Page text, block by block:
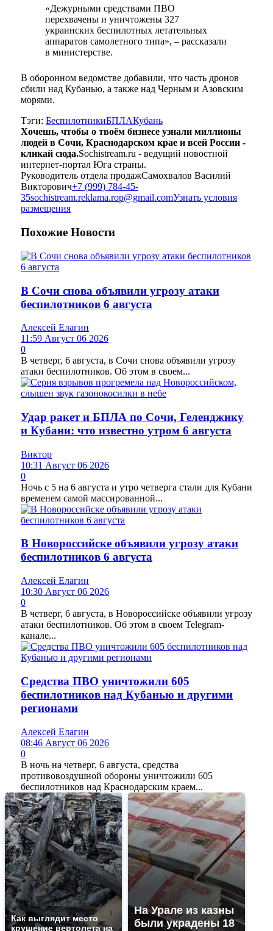
«Дежурными средствами ПВО
перехвачены и уничтожены 327
украинских беспилотных летательных
аппаратов самолетного типа», – рассказали
в министерстве.
В оборонном ведомстве добавили, что часть дронов
сбили над Кубанью, а также над Черным и Азовским
морями.
Тэги: БеспилотникиБПЛАКубань
Хочешь, чтобы о твоём бизнесе узнали миллионы
людей в Сочи, Краснодарском крае и всей России -
кликай сюда.Sochistream.ru - ведущий новостной
интернет-портал Юга страны.
Руководитель отдела продажСамохвалов Василий
Викторович+7 (999) 784-45-
35sochistream.reklama.rop@gmail.comУзнать условия
размещения
Похожие Новости
В Сочи снова объявили угрозу атаки
беспилотников 6 августа
Алексей Елагин
11:59 Август 06 2026
0
В четверг, 6 августа, в Сочи снова объявили угрозу
атаки беспилотников. Об этом в своем...
Удар ракет и БПЛА по Сочи, Геленджику
и Кубани: что известно утром 6 августа
Виктор
10:31 Август 06 2026
0
Ночь с 5 на 6 августа и утро четверга стали для Кубани
временем самой массированной...
В Новороссийске объявили угрозу атаки
беспилотников 6 августа
Алексей Елагин
10:30 Август 06 2026
0
В четверг, 6 августа, в Новороссийске объявили угрозу
атаки беспилотников. Об этом в своем Telegram-
канале...
Средства ПВО уничтожили 605
беспилотников над Кубанью и другими
регионами
Алексей Елагин
08:46 Август 06 2026
0
В ночь на четверг, 6 августа, средства
противовоздушной обороны уничтожили 605
беспилотников над Краснодарским краем...
Как выглядит место
крушение вертолета на
На Урале из казны
были украдены 18